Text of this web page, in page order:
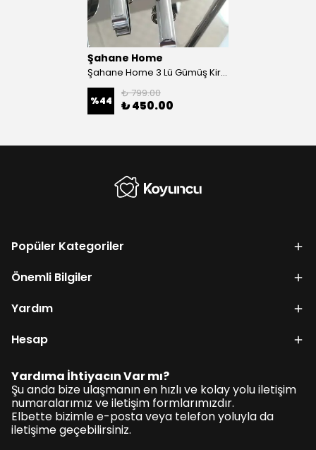
Şahane Home
Şahane Home 3 Lü Gümüş Kiraz Maşa
%44
₺ 799.00
₺ 450.00
Popüler Kategoriler
Önemli Bilgiler
Yardım
Hesap
Yardıma İhtiyacın Var mı?
Şu anda bize ulaşmanın en hızlı ve kolay yolu iletişim
numaralarımız ve iletişim formlarımızdır.
Elbette bizimle e-posta veya telefon yoluyla da
iletişime geçebilirsiniz.